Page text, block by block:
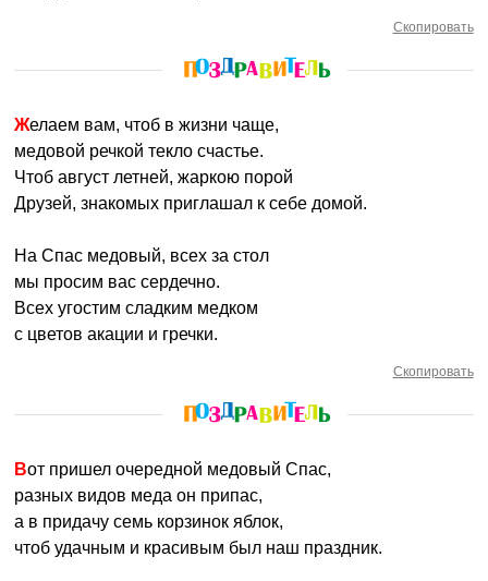
Скопировать
Желаем вам, чтоб в жизни чаще,
медовой речкой текло счастье.
Чтоб август летней, жаркою порой
Друзей, знакомых приглашал к себе домой.
На Спас медовый, всех за стол
мы просим вас сердечно.
Всех угостим сладким медком
с цветов акации и гречки.
Скопировать
Вот пришел очередной медовый Спас,
разных видов меда он припас,
а в придачу семь корзинок яблок,
чтоб удачным и красивым был наш праздник.